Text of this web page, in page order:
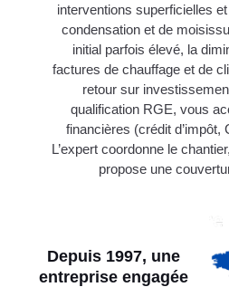
interventions superficielles
condensation et de
initial parfois élevé, la
factures de chauffage et de
retour sur
qualification RGE, vous
financières (crédit d’impôt,
L’expert coordonne le
propose une
Depuis 1997, une
entreprise engagée